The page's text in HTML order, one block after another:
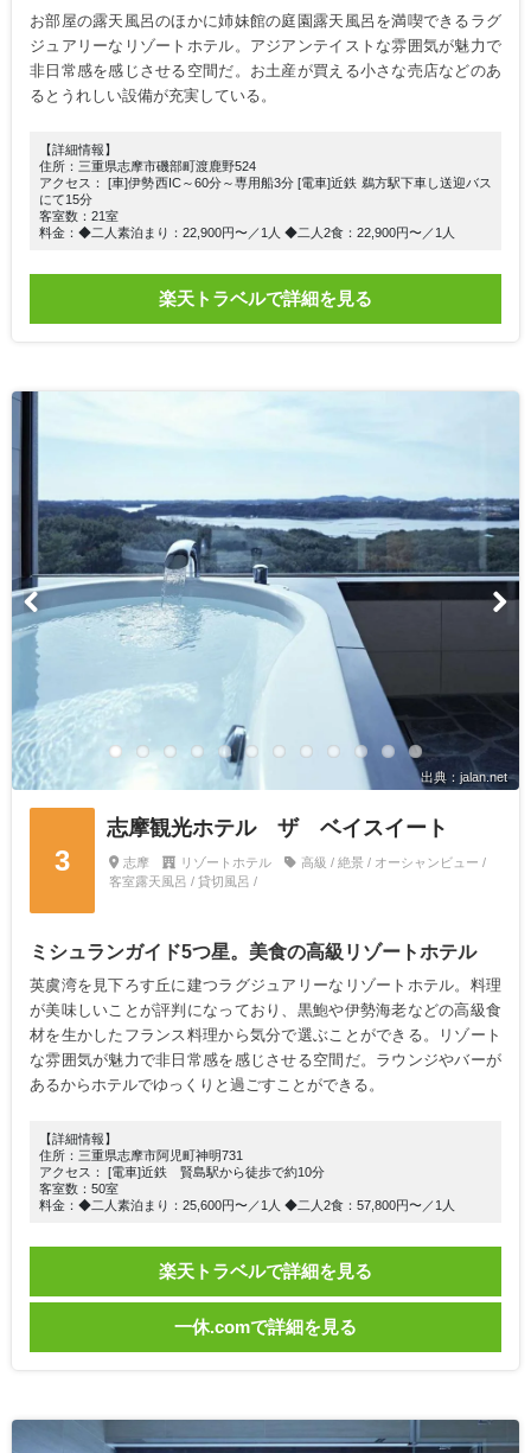
お部屋の露天風呂のほかに姉妹館の庭園露天風呂を満喫できるラグ
ジュアリーなリゾートホテル。アジアンテイストな雰囲気が魅力で
非日常感を感じさせる空間だ。お土産が買える小さな売店などのあ
るとうれしい設備が充実している。
【詳細情報】
住所：三重県志摩市磯部町渡鹿野524
アクセス： [車]伊勢西IC～60分～専用船3分 [電車]近鉄 鵜方駅下車し送迎バス
にて15分
客室数：21室
料金：◆二人素泊まり：22,900円〜／1人 ◆二人2食：22,900円〜／1人
楽天トラベルで詳細を見る
出典：jalan.net
3
志摩観光ホテル ザ ベイスイート
志摩 リゾートホテル
高級 / 絶景 / オーシャンビュー /
客室露天風呂 / 貸切風呂 /
ミシュランガイド5つ星。美食の高級リゾートホテル
英虞湾を見下ろす丘に建つラグジュアリーなリゾートホテル。料理
が美味しいことが評判になっており、黒鮑や伊勢海老などの高級食
材を生かしたフランス料理から気分で選ぶことができる。リゾート
な雰囲気が魅力で非日常感を感じさせる空間だ。ラウンジやバーが
あるからホテルでゆっくりと過ごすことができる。
【詳細情報】
住所：三重県志摩市阿児町神明731
アクセス： [電車]近鉄 賢島駅から徒歩で約10分
客室数：50室
料金：◆二人素泊まり：25,600円〜／1人 ◆二人2食：57,800円〜／1人
楽天トラベルで詳細を見る
一休.comで詳細を見る